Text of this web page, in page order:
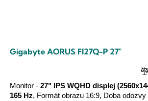
Gigabyte AORUS FI27Q-P 27"
Monitor - 27" IPS WQHD displej
165 Hz, Formát obrazu 16:9, Doba